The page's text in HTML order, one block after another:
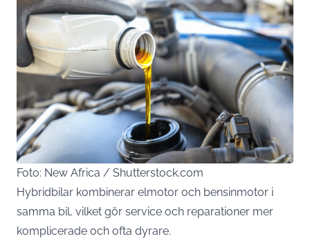
Foto: New Africa / Shutterstock.com
Hybridbilar kombinerar elmotor och bensinmotor i
samma bil, vilket gör service och reparationer mer
komplicerade och ofta dyrare.